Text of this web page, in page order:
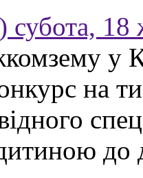
18
у
на
до